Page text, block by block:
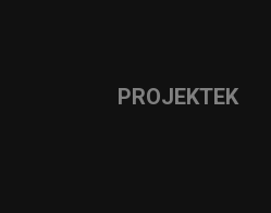
PROJEKTEK